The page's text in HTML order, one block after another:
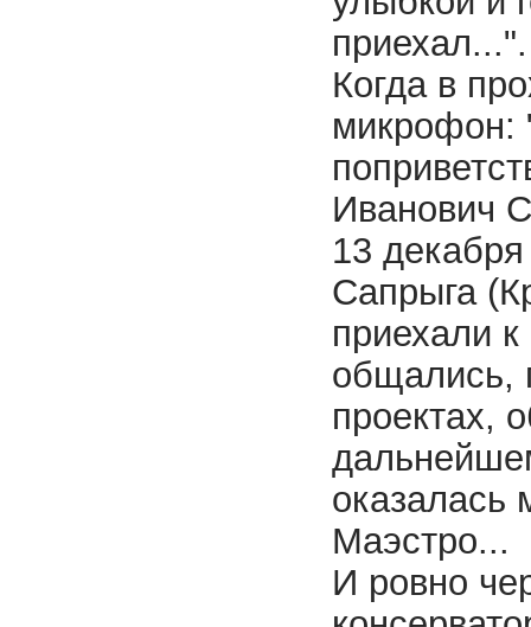
Когда в
микрофон:
Иванович
13
Сапрыга
приехали
общались,
проектах,
оказалась
Маэстро...
И ровно